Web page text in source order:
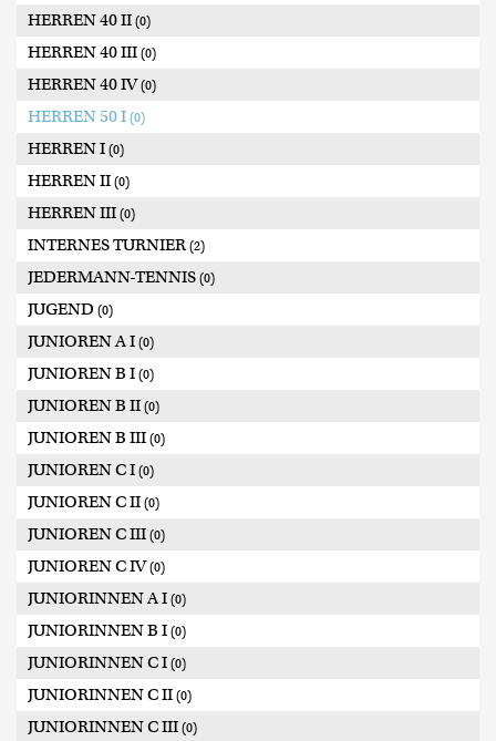
HERREN 40 II (0)
HERREN 40 III (0)
HERREN 40 IV(0)
HERREN 50 I (0)
HERREN I (0)
HERREN II (0)
HERREN III (0)
INTERNES TURNIER (2)
JEDERMANN-TENNIS (0)
JUGEND (0)
JUNIOREN A I (0)
JUNIOREN B I (0)
JUNIOREN B II (0)
JUNIOREN B III (0)
JUNIOREN C I (0)
JUNIOREN C II (0)
JUNIOREN C III (0)
JUNIOREN C IV(0)
JUNIORINNEN A I (0)
JUNIORINNEN B I (0)
JUNIORINNEN C I (0)
JUNIORINNEN C II (0)
JUNIORINNEN C III (0)